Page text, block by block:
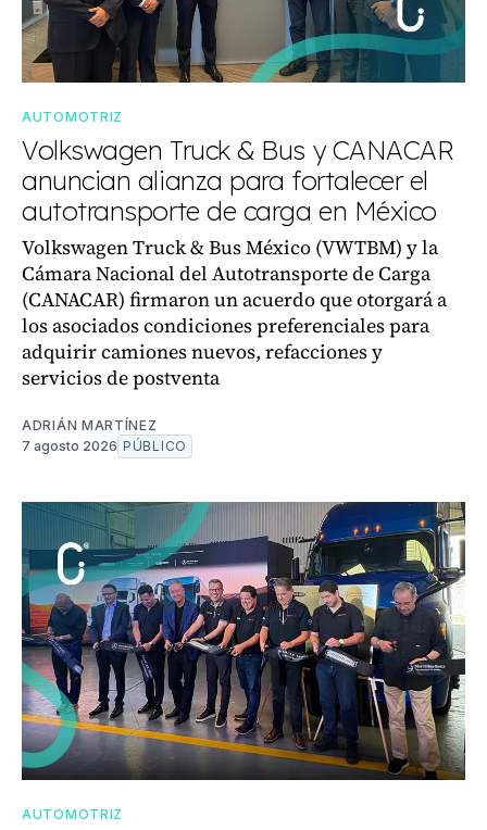
AUTOMOTRIZ
Volkswagen Truck & Bus y CANACAR
anuncian alianza para fortalecer el
autotransporte de carga en México
Volkswagen Truck & Bus México (VWTBM) y la
Cámara Nacional del Autotransporte de Carga
(CANACAR) firmaron un acuerdo que otorgará a
los asociados condiciones preferenciales para
adquirir camiones nuevos, refacciones y
servicios de postventa
ADRIÁN MARTÍNEZ
7 agosto 2026 PÚBLICO
AUTOMOTRIZ